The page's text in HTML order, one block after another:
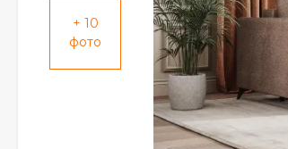
+ 10
фото